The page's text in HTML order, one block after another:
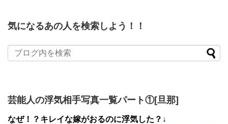
気になるあの人を検索しよう！！
芸能人の浮気相手写真一覧パート①[旦那]
なぜ！？キレイな嫁がおるのに浮気した？↓